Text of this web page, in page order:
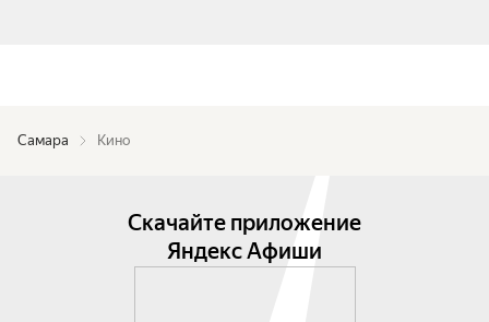
Самара Кино
Скачайте приложение
Яндекс Афиши